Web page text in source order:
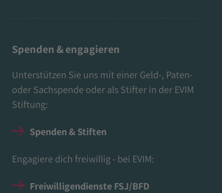
Spenden & engagieren
Unterstützen Sie uns mit einer Geld-, Paten-
oder Sachspende oder als Stifter in der EVIM
Stiftung:
Spenden & Stiften
Engagiere dich freiwillig - bei EVIM:
Freiwilligendienste FSJ/BFD